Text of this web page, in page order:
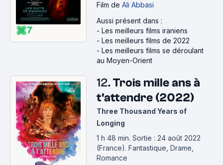
7
Film de Ali Abbasi
Aussi présent dans :
- Les meilleurs films iraniens
- Les meilleurs films de 2022
- Les meilleurs films se déroulant
au Moyen-Orient
12. Trois mille ans à
t'attendre (2022)
Three Thousand Years of
Longing
1 h 48 min. Sortie : 24 août 2022
(France). Fantastique, Drame,
Romance